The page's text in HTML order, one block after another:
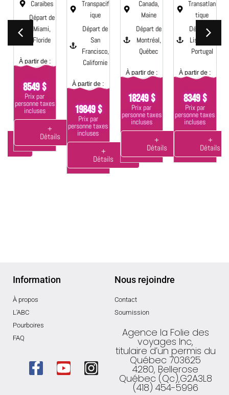
Caraibes
Départ de
Miami,
Floride
À partir de :
8549 $
Prix par
personne taxes
incluses
+
Détails
Transpacif
ique
Départ de
San
Francisco,
Californie
À partir de :
19849 $
Prix par
personne taxes
incluses
+
Détails
Canada,
Maine
Départ de
Montréal,
Québec
À partir de :
18249 $
Prix par
personne taxes
incluses
+
Détails
Transatlan
tique
Départ de
Lisbonne,
Portugal
À partir de :
8349 $
Prix par
personne taxes
incluses
+
Détails
Information
À propos
L'ABC
Pourboires
FAQ
Nous rejoindre
Contact
Soumission
Agence la Folie des
voyages Inc,
titulaire d’un permis du
Québec 703625
4280, Bellerose
Québec (Qc),G2A3L8
(418) 454-5996